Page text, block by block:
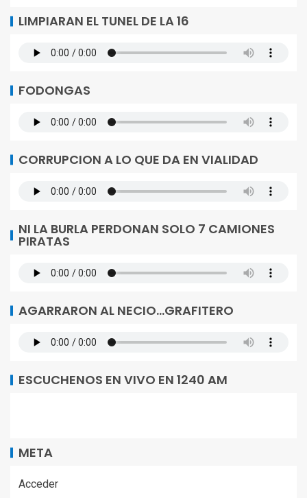
LIMPIARAN EL TUNEL DE LA 16
FODONGAS
CORRUPCION A LO QUE DA EN VIALIDAD
NI LA BURLA PERDONAN SOLO 7 CAMIONES
PIRATAS
AGARRARON AL NECIO…GRAFITERO
ESCUCHENOS EN VIVO EN 1240 AM
META
Acceder